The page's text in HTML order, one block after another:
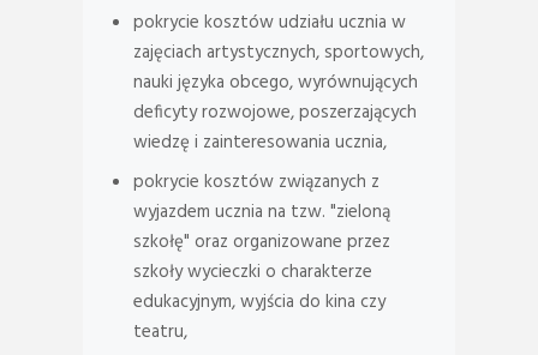
pokrycie kosztów udziału ucznia w
zajęciach artystycznych, sportowych,
nauki języka obcego, wyrównujących
deficyty rozwojowe, poszerzających
wiedzę i zainteresowania ucznia,
pokrycie kosztów związanych z
wyjazdem ucznia na tzw. "zieloną
szkołę" oraz organizowane przez
szkoły wycieczki o charakterze
edukacyjnym, wyjścia do kina czy
teatru,